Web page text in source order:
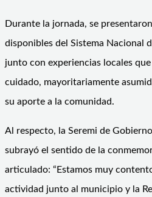
Durante la jornada, se
disponibles del Sistema Nacional
junto con experiencias locales
cuidado, mayoritariamente
su aporte a la comunidad.
Al respecto, la Seremi de
subrayó el sentido de la
articulado: “Estamos muy
actividad junto al municipio y la